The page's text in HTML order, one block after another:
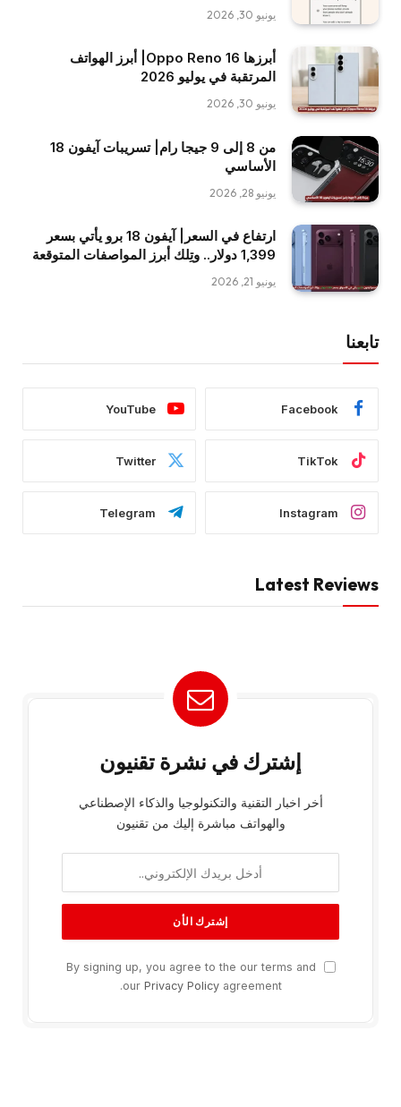
يونيو 30, 2026
أبرزها Oppo Reno 16| أبرز الهواتف
المرتقبة في يوليو 2026
يونيو 30, 2026
من 8 إلى 9 جيجا رام| تسريبات آيفون 18
الأساسي
يونيو 28, 2026
ارتفاع في السعر| آيفون 18 برو يأتي بسعر
1,399 دولار.. وتِلك أبرز المواصفات المتوقعة
يونيو 21, 2026
تابعنا
Facebook
YouTube
TikTok
Twitter
Instagram
Telegram
Latest Reviews
إشترك في نشرة تقنيون
أخر اخبار التقنية والتكنولوجيا والذكاء الإصطناعي
والهواتف مباشرة إليك من تقنيون
By signing up, you agree to the our terms and
our Privacy Policyagreement.